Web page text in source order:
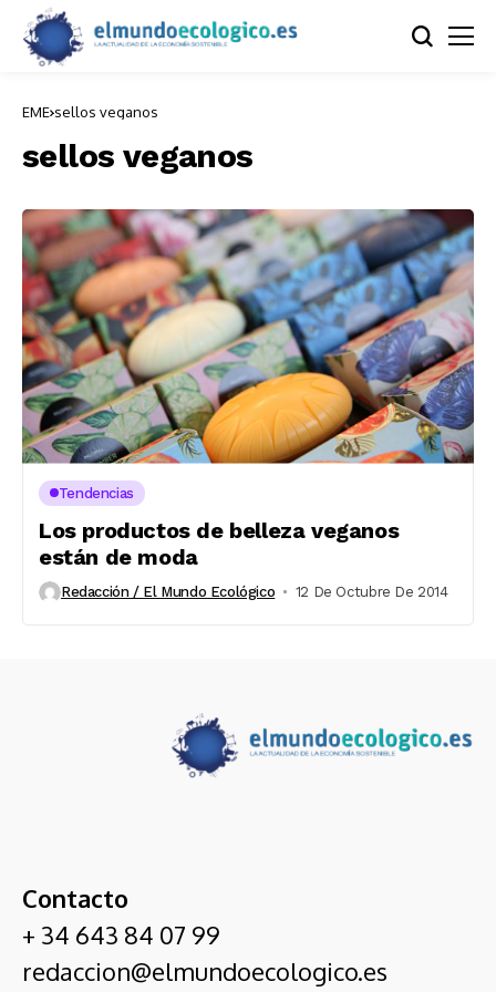
EME sellos veganos
sellos veganos
Tendencias
Los productos de belleza veganos
están de moda
Redacción / El Mundo Ecológico 12 De Octubre De 2014
Contacto
+ 34 643 84 07 99
redaccion@elmundoecologico.es